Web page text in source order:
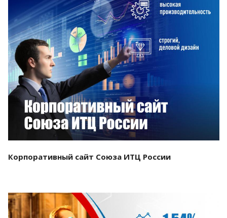
Смотреть проект
Корпоративный сайт Союза ИТЦ России